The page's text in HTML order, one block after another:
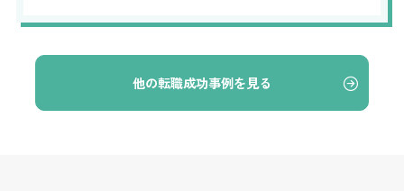
他の転職成功事例を見る